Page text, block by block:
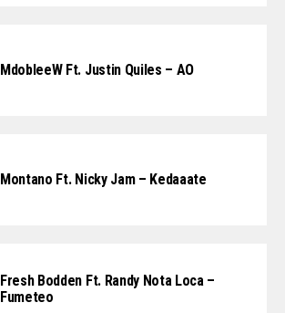
MdobleeW Ft. Justin Quiles – AO
Montano Ft. Nicky Jam – Kedaaate
Fresh Bodden Ft. Randy Nota Loca –
Fumeteo